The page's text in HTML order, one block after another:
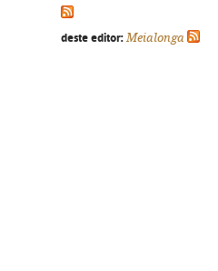
deste editor: Meialonga